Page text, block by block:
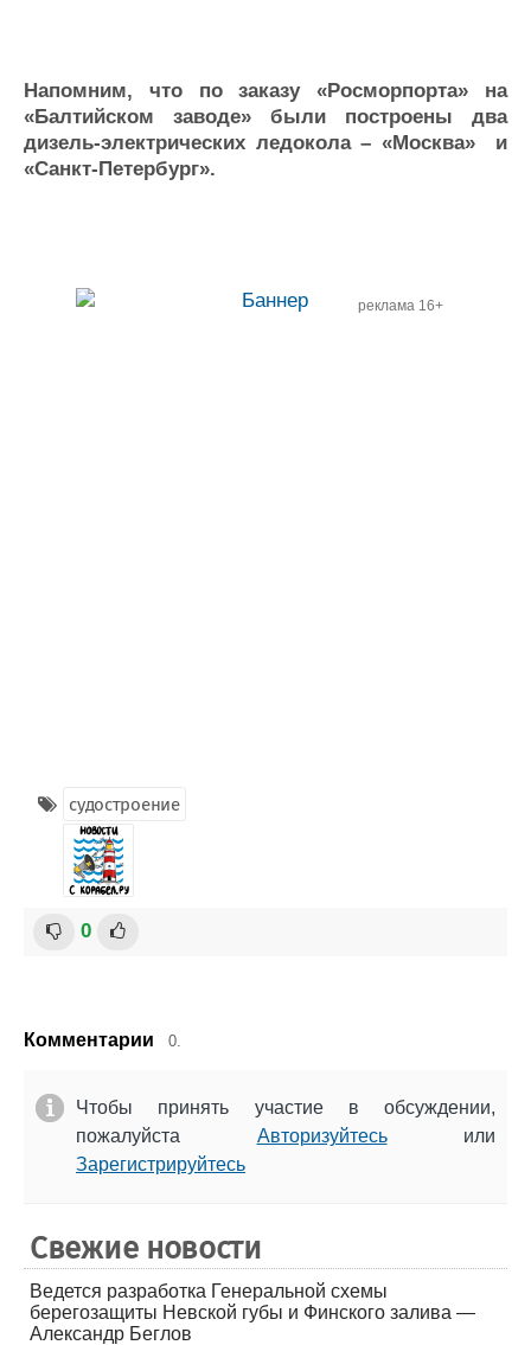
Напомним, что по заказу «Росморпорта» на
«Балтийском заводе» были построены два
дизель-электрических ледокола – «Москва» и
«Санкт-Петербург».
реклама 16+
судостроение
0
Комментарии 0.
Чтобы принять участие в обсуждении,
пожалуйста Авторизуйтесьили
Зарегистрируйтесь
Свежие новости
Ведется разработка Генеральной схемы
берегозащиты Невской губы и Финского залива —
Александр Беглов